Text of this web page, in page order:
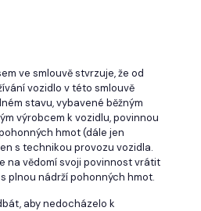
ve smlouvě stvrzuje, že od
vozidlo v této smlouvě
stavu, vybavené běžným
výrobcem k vozidlu, povinnou
hmot (dále jen
s technikou provozu vozidla.
na vědomí svoji povinnost vrátit
plnou nádrží pohonných hmot.
aby nedocházelo k